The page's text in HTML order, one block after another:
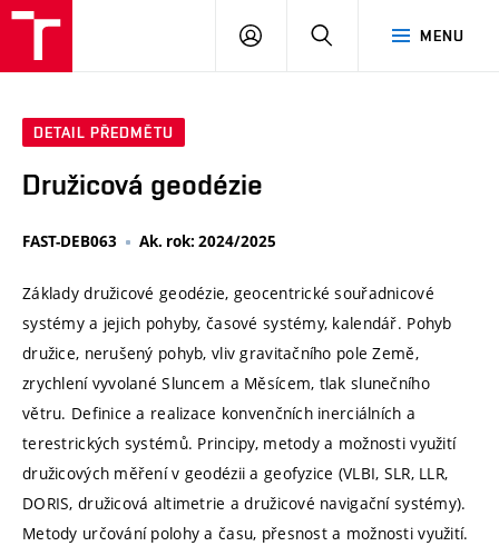
MENU
PŘIHLÁSIT
DETAIL PŘEDMĚTU
Družicová geodézie
FAST-DEB063 Ak. rok: 2024/2025
Základy družicové geodézie, geocentrické souřadnicové
systémy a jejich pohyby, časové systémy, kalendář. Pohyb
družice, nerušený pohyb, vliv gravitačního pole Země,
zrychlení vyvolané Sluncem a Měsícem, tlak slunečního
větru. Definice a realizace konvenčních inerciálních a
terestrických systémů. Principy, metody a možnosti využití
družicových měření v geodézii a geofyzice (VLBI, SLR, LLR,
DORIS, družicová altimetrie a družicové navigační systémy).
Metody určování polohy a času, přesnost a možnosti využití.